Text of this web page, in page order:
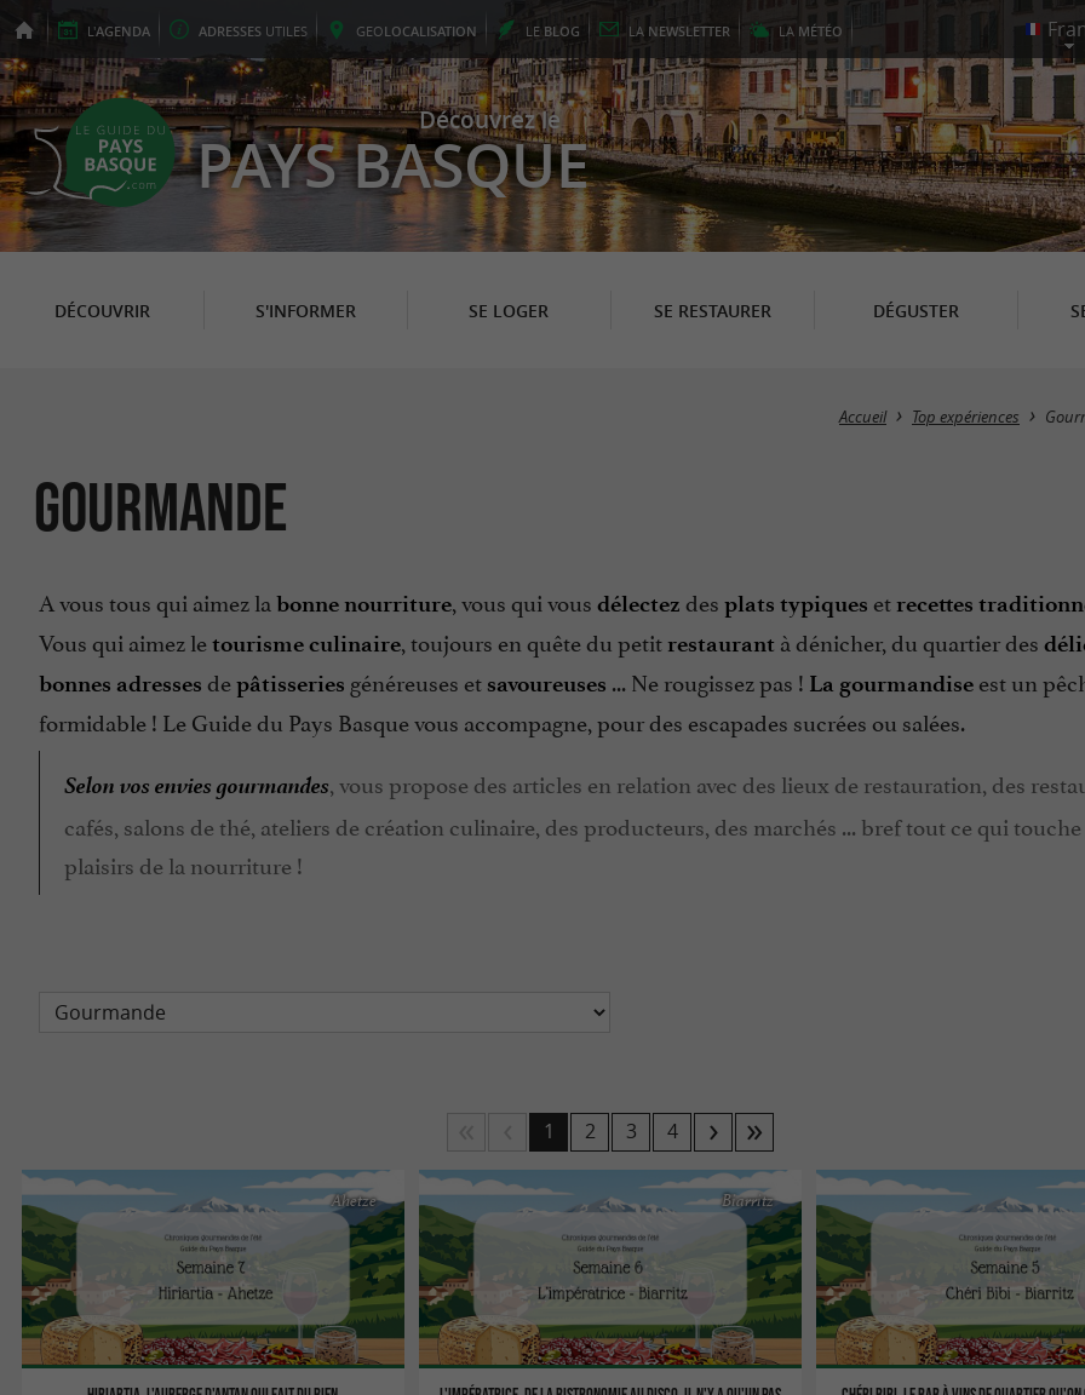
L'AGENDA ADRESSES UTILES GEOLOCALISATION LE BLOG LA NEWSLETTER LA MÉTÉO
Découvrez le
PAYS BASQUE
DÉCOUVRIR S'INFORMER SE LOGER SE RESTAURER DÉGUSTER
Accueil Top expériences
Gourmande
A vous tous qui aimez la bonne nourriture, vous qui vous délectez des plats typiques et recettes
Vous qui aimez letourisme culinaire, toujours en quête du petit restaurant à dénicher, du quartier des
bonnes adresses depâtisseries généreuses et savoureuses ... Ne rougissez pas ! La gourmandise est un
formidable ! Le Guide du Pays Basque vous accompagne, pour des escapades sucrées ou salées.
Selon vos envies gourmandes, vous propose des articles en relation avec des lieux de restauration, des
cafés, salons de thé, ateliers de création culinaire, des producteurs, des marchés ... bref tout ce qui
plaisirs de la nourriture !
1 2 3 4
Ahetze Biarritz